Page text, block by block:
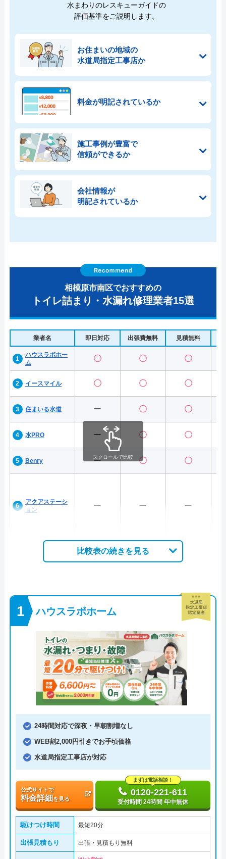
水まわりのレスキューガイドの
評価基準をご説明します。
お住まいの地域の
水道局指定工事店か
料金が明記されているか
施工事例が豊富で
信頼ができるか
会社情報が
明記されているか
相模原市南区でおすすめの
トイレ詰まり・水漏れ修理業者15選
業者名 即日対応 出張費無料 見積無料
ハウスラボホー
ム
〇 〇 〇
イースマイル 〇 〇 〇
住まいる水道 ー 〇 〇
水PRO ー 〇 〇
Benry ー 〇 〇
アクアステーシ
ョン
ー ー ー
スクロールで比較
比較表の続きを見る
ハウスラボホーム
24時間対応で深夜・早朝割増なし
WEB割2,000円引きでお手頃価格
水道局指定工事店が対応
公式サイトで
料金詳細を見る
まずは電話相談！
0120-221-611
受付時間 24時間 年中無休
駆けつけ時間 最短20分
出張見積もり 出張・見積もり無料